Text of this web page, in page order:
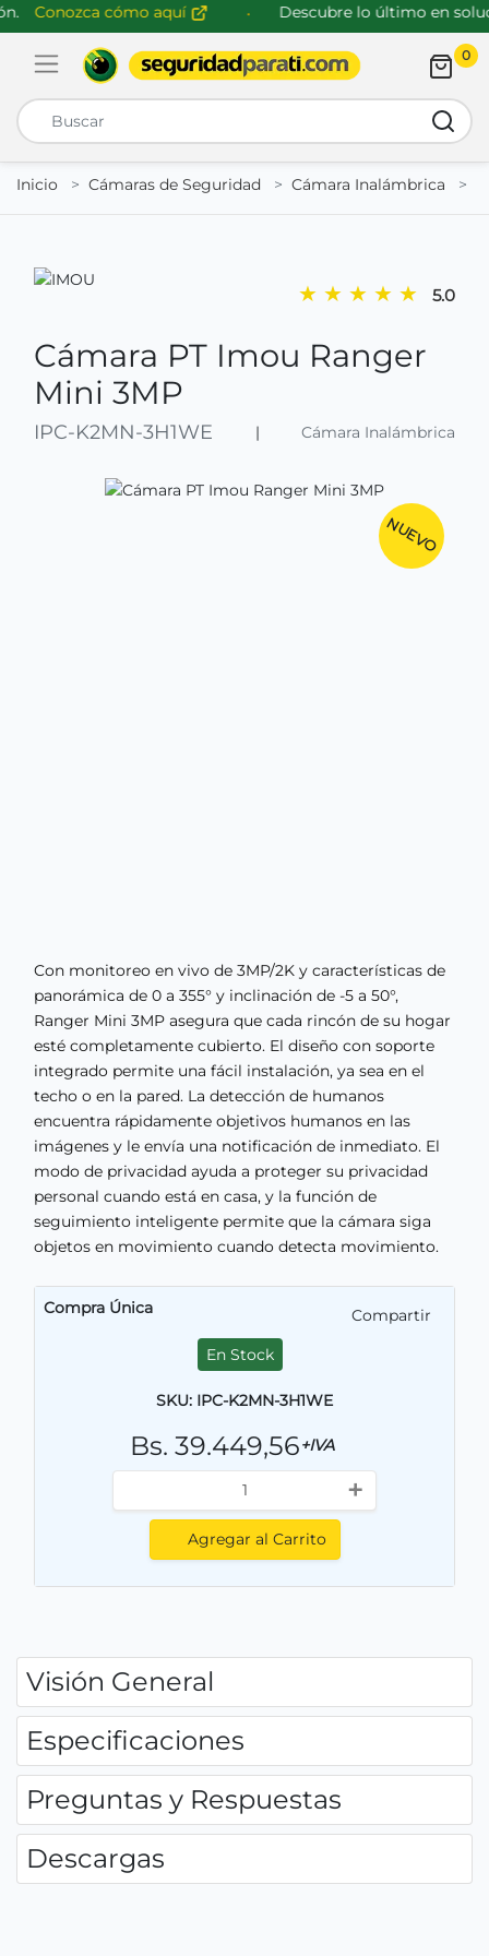
Conozca cómo aquí Descubre lo último en
Abrir menú de navegación
0
Inicio
Cámaras de Seguridad Cámara Inalámbrica
★ ★ ★ ★ ★ 5.0
Cámara PT Imou Ranger
Mini 3MP
IPC-K2MN-3H1WE | Cámara Inalámbrica
NUEVO
Con monitoreo en vivo de 3MP/2K y características de
panorámica de 0 a 355° y inclinación de -5 a 50°,
Ranger Mini 3MP asegura que cada rincón de su hogar
esté completamente cubierto. El diseño con soporte
integrado permite una fácil instalación, ya sea en el
techo o en la pared. La detección de humanos
encuentra rápidamente objetivos humanos en las
imágenes y le envía una notificación de inmediato. El
modo de privacidad ayuda a proteger su privacidad
personal cuando está en casa, y la función de
seguimiento inteligente permite que la cámara siga
objetos en movimiento cuando detecta movimiento.
Compra Única
Compartir
En Stock
SKU: IPC-K2MN-3H1WE
Bs. 39.449,56+IVA
+
Agregar al Carrito
Visión General
Especificaciones
Preguntas y Respuestas
Descargas